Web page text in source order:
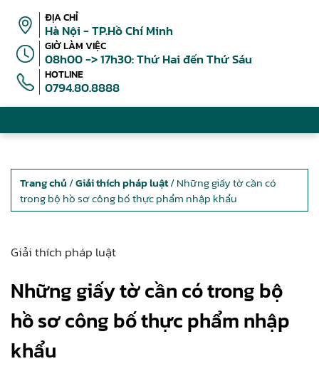
ĐỊA CHỈ
Hà Nội - TP.Hồ Chí Minh
GIỜ LÀM VIỆC
08h00 -> 17h30: Thứ Hai đến Thứ Sáu
HOTLINE
0794.80.8888
Trang chủ /Giải thích pháp luật/ Những giấy tờ cần có
trong bộ hồ sơ công bố thực phẩm nhập khẩu
Giải thích pháp luật
Những giấy tờ cần có trong bộ
hồ sơ công bố thực phẩm nhập
khẩu